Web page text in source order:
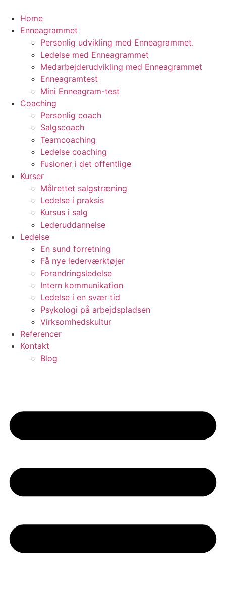
indhold
Home
Enneagrammet
Personlig udvikling med Enneagrammet.
Ledelse med Enneagrammet
Medarbejderudvikling med Enneagrammet
Enneagramtest
Mini Enneagram-test
Coaching
Personlig coach
Salgscoach
Teamcoaching
Ledelse coaching
Fusioner i det offentlige
Kurser
Målrettet salgstræning
Ledelse i praksis
Kursus i salg
Lederuddannelse
Ledelse
En sund forretning
Få nye lederværktøjer
Forandringsledelse
Intern kommunikation
Ledelse i en svær tid
Psykologi på arbejdspladsen
Virksomhedskultur
Referencer
Kontakt
Blog